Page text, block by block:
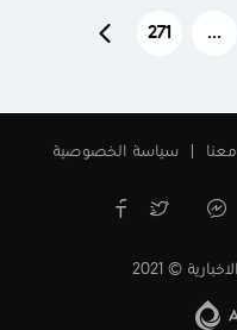
...
271
سياسة الخصوصية
© 2021